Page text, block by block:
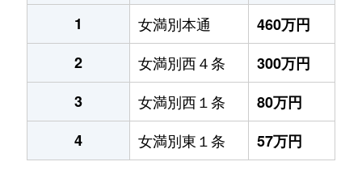
1
女満別本通
460万円
2
女満別西４条
300万円
3
女満別西１条
80万円
4
女満別東１条 57万円